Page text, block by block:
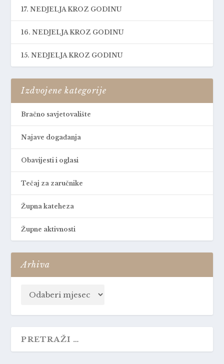
17. NEDJELJA KROZ GODINU
16. NEDJELJA KROZ GODINU
15. NEDJELJA KROZ GODINU
Izdvojene kategorije
Bračno savjetovalište
Najave događanja
Obavijesti i oglasi
Tečaj za zaručnike
Župna kateheza
Župne aktivnosti
Arhiva